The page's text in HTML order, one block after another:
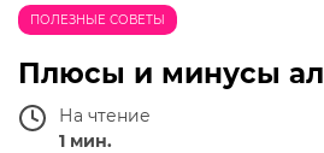
ПОЛЕЗНЫЕ СОВЕТЫ
Плюсы и минусы
На чтение
1 мин.